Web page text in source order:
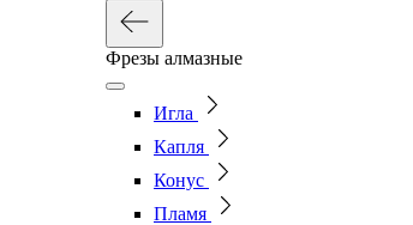
Фрезы алмазные
Игла
Капля
Конус
Пламя